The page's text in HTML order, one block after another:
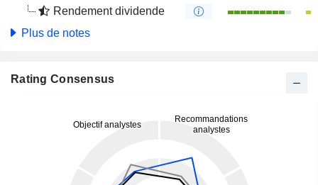
Rendement dividende
Plus de notes
Rating Consensus